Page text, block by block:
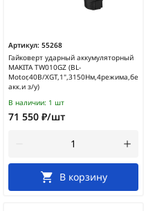
Артикул: 55268
Гайковерт ударный аккумуляторный
MAKITA TW010GZ (BL-
Motor,40В/XGT,1",3150Нм,4режима,без
акк.и з/у)
В наличии: 1 шт
71 550 ₽/шт
В корзину